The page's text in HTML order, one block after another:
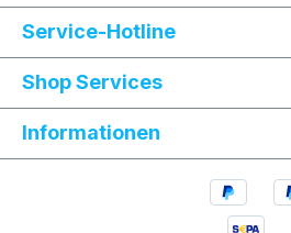
Service-Hotline
Shop Services
Informationen